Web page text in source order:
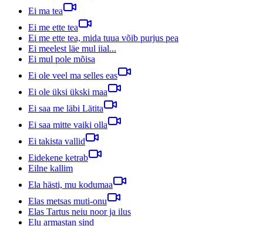
Ei ma tea
Ei me ette tea
Ei me ette tea, mida tuua võib purjus pea
Ei meelest läe mul iial...
Ei mul pole mõisa
Ei ole veel ma selles eas
Ei ole üksi ükski maa
Ei saa me läbi Lätita
Ei saa mitte vaiki olla
Ei takista vallid
Eidekene ketrab
Eilne kallim
Ela hästi, mu kodumaa
Elas metsas muti-onu
Elas Tartus neiu noor ja ilus
Elu armastan sind